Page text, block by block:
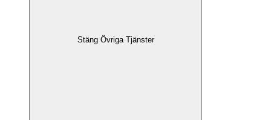
Stäng Övriga Tjänster